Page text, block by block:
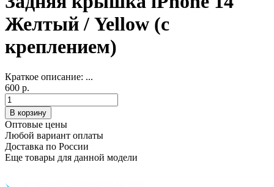
Желтый / Yellow (с
креплением)
Краткое описание: ...
600 р.
Оптовые цены
Любой вариант оплаты
Доставка по России
Еще товары для данной модели